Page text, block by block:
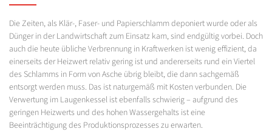
Die Zeiten, als Klär-, Faser- und Papierschlamm deponiert wurde oder als
Dünger in der Landwirtschaft zum Einsatz kam, sind endgültig vorbei. Doch
auch die heute übliche Verbrennung in Kraftwerken ist wenig effizient, da
einerseits der Heizwert relativ gering ist und andererseits rund ein Viertel
des Schlamms in Form von Asche übrig bleibt, die dann sachgemäß
entsorgt werden muss. Das ist naturgemäß mit Kosten verbunden. Die
Verwertung im Laugenkessel ist ebenfalls schwierig – aufgrund des
geringen Heizwerts und des hohen Wassergehalts ist eine
Beeinträchtigung des Produktionsprozesses zu erwarten.